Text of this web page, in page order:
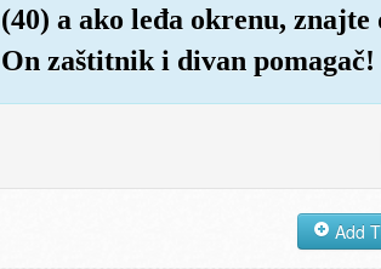
(40) a ako leđa okrenu,
On zaštitnik i divan pomagač!